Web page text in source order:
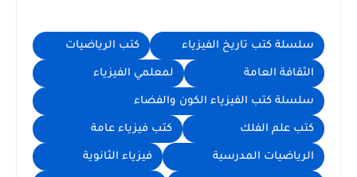
سلسلة كتب تاريخ الفيزياء كتب الرياضيات
الثقافة العامة لمعلمي الفيزياء
سلسلة كتب الفيزياء الكون والفضاء
كتب علم الفلك كتب فيزياء عامة
الرياضيات المدرسية فيزياء الثانوية